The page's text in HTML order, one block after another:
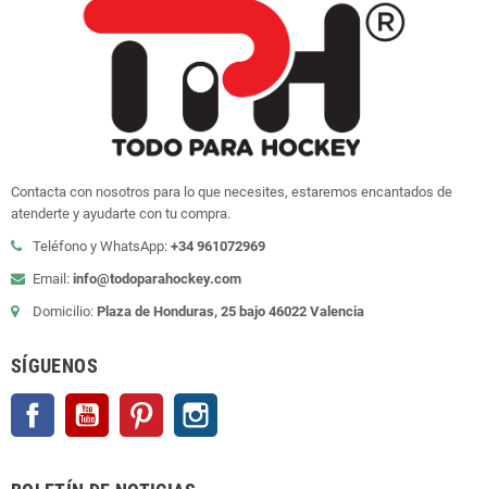
Contacta con nosotros para lo que necesites, estaremos encantados de
atenderte y ayudarte con tu compra.
Teléfono y WhatsApp: +34 961072969
Email: info@todoparahockey.com
Domicilio: Plaza de Honduras, 25 bajo 46022 Valencia
SÍGUENOS
Facebook YouTube Pinterest